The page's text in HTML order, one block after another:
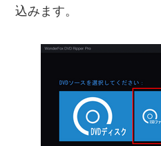
込みます。